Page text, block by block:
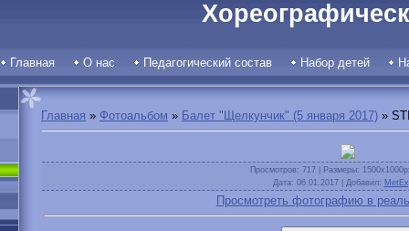
Главная О нас Педагогический состав Набор детей
Главная » Фотоальбом » Балет "Щелкунчик" (5 января 2017) »
Просмотров: 717 | Размеры:
Дата: 06.01.2017 | Добавил:
Просмотреть фотографию в